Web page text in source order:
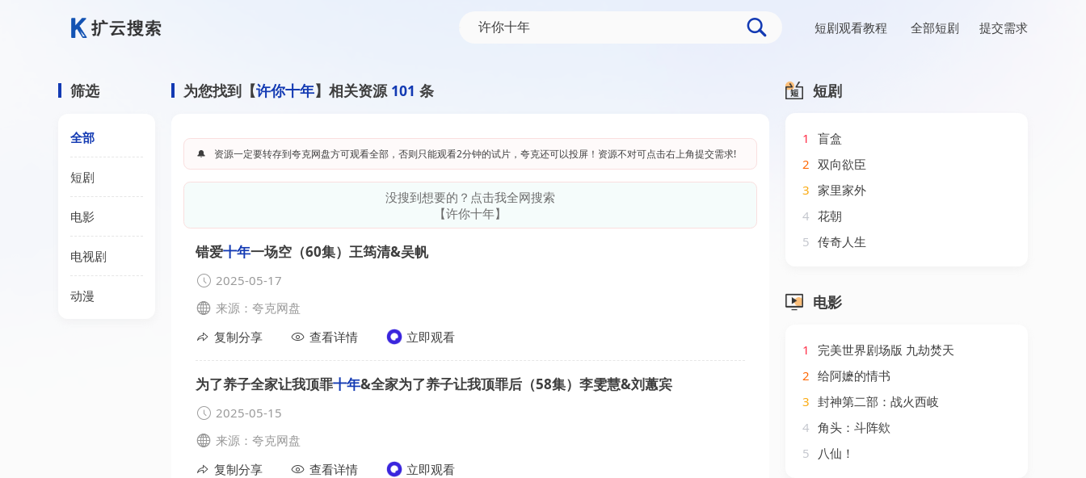
短剧观看教程 全部短剧 提交需求
筛选
全部
短剧
电影
电视剧
动漫
为您找到【许你十年】相关资源101 条
🔔 资源一定要转存到夸克网盘方可观看全部，否则只能观看2分钟的试片，夸克还可以投屏！资源不对可点击右上角提交需求!
没搜到想要的？点击我全网搜索
【许你十年】
错爱十年一场空（60集）王筠清&吴帆
2025-05-17
来源：夸克网盘
复制分享
查看详情 立即观看
为了养子全家让我顶罪十年&全家为了养子让我顶罪后（58集）李雯慧&刘蕙宾
2025-05-15
来源：夸克网盘
复制分享
查看详情 立即观看
短剧
1
盲盒
2 双向欲臣
3 家里家外
4 花朝
5 传奇人生
电影
1
完美世界剧场版 九劫焚天
2 给阿嬷的情书
3 封神第二部：战火西岐
4 角头：斗阵欸
5
八仙！